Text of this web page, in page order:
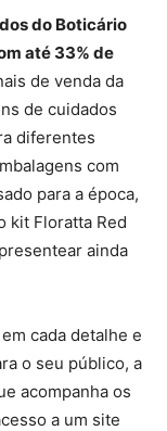
do Boticário
até 33% de
de venda da
de cuidados
diferentes
com
para a época,
kit Floratta Red
ainda
cada detalhe e
o seu público, a
acompanha os
a um site